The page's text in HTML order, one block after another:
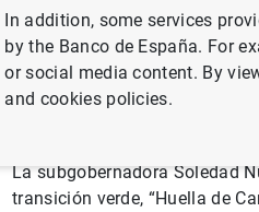
sociales y de
21/02/2025 CLIMATE
La subgobernadora Soledad
transición verde, “Huella de
In addition, some services
by the Banco de España. For
or social media content. By
and cookies policies.